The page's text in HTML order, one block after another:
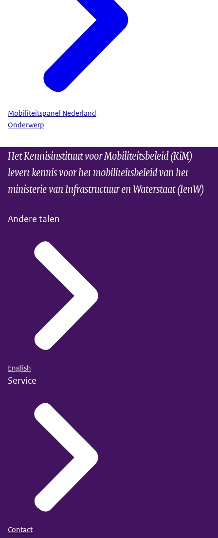
Mobiliteitspanel Nederland
Onderwerp
Het Kennisinstituut voor Mobiliteitsbeleid (KiM)
levert kennis voor het mobiliteitsbeleid van het
ministerie van Infrastructuur en Waterstaat (IenW)
Andere talen
English
Service
Contact